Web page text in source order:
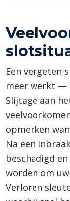
Een vergeten
meer werkt —
Slijtage aan
opmerken
Na een
beschadigd
worden om
Verloren